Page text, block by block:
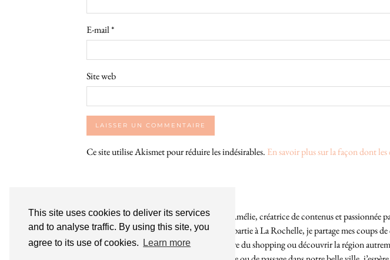
This site uses cookies to deliver its services
and to analyse traffic. By using this site, you
agree to its use of cookies.
Learn more
E-mail*
Site web
Ce site utilise Akismet pour réduire les indésirables. En savoir plus sur la façon dont les
Bienvenue sur le So Girly Blog ! Je suis Amélie, créatrice de contenus et passionnée
années. À travers ce blog dédié en grande partie à La Rochelle, je partage mes coups
rochelaises pour bruncher, se balader, faire du shopping ou découvrir la région